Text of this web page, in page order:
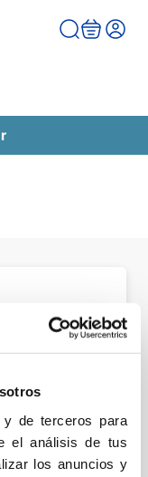
de terceros para
el análisis de tus
los anuncios y
Díaz, Begoña
Cerezo
LauraCima Muñoz,
ManuelStolo
€